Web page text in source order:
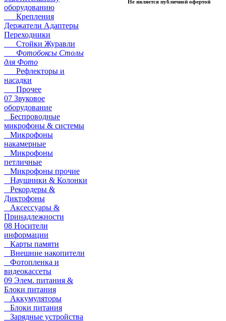
оборудованию
Крепления
Держатели Адаптеры
Переходники
Стойки Журавли
Фотобоксы Столы
для Фото
Рефлекторы и
насадки
Прочее
07 Звуковое
оборудование
Беспроводные
микрофоны & системы
Микрофоны
накамерные
Микрофоны
петличные
Микрофоны прочие
Наушники & Колонки
Рекордеры &
Диктофоны
Аксессуары &
Принадлежности
08 Носители
информации
Карты памяти
Внешние накопители
Фотопленка и
видеокассеты
09 Элем. питания &
Блоки питания
Аккумуляторы
Блоки питания
Зарядные устройства
Не является публичной офертой